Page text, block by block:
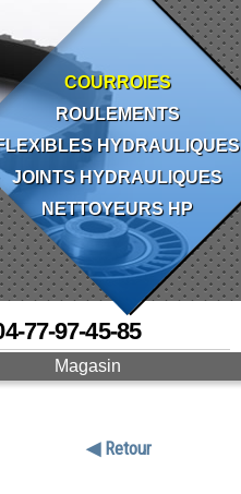
Magasin
77-97-45-85
◀ Retour
COURROIES
ROULEMENTS
HYDRAULIQUES
JOINTS HYDRAULIQUES
NETTOYEURS HP